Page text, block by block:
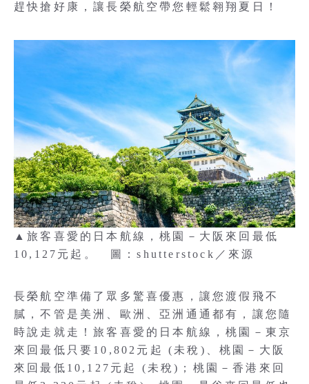
趕快搶好康，讓長榮航空帶您輕鬆翱翔夏日！
▲旅客喜愛的日本航線，桃園－大阪來回最低
10,127元起。 圖：shutterstock／來源
長榮航空準備了眾多驚喜優惠，讓您渡假飛不
膩，不管是美洲、歐洲、亞洲通通都有，讓您隨
時說走就走！旅客喜愛的日本航線，桃園－東京
來回最低只要10,802元起 (未稅)、桃園－大阪
來回最低10,127元起 (未稅)；桃園－香港來回